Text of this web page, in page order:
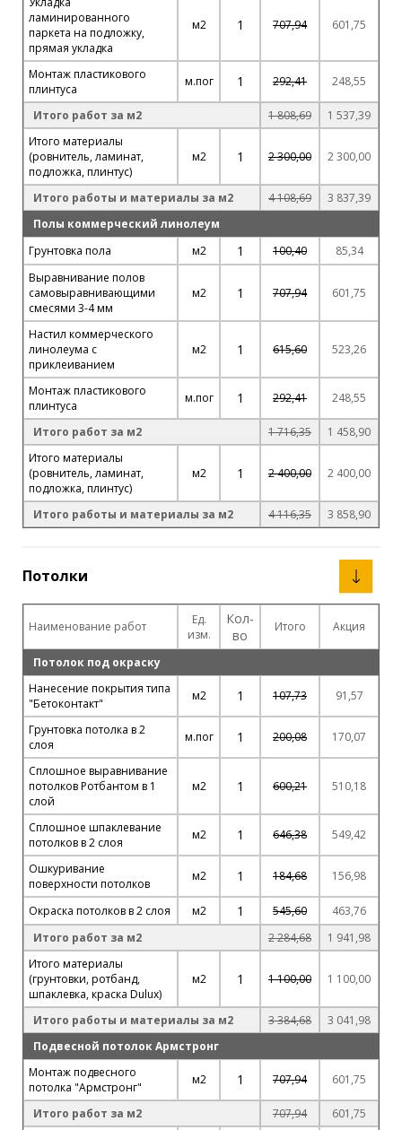
ламинированного
паркета на подложку,
прямая укладка
м2 1 707,94 601,75
Монтаж пластикового
плинтуса
м.пог 1 292,41 248,55
Итого работ за м2 1 808,69
1 537,39
Итого материалы
(ровнитель, ламинат,
подложка, плинтус)
м2 1 2 300,00 2 300,00
Итого работы и материалы за м2 4 108,69
3 837,39
Полы коммерческий линолеум
Грунтовка пола
м2 1 100,40
85,34
Выравнивание полов
самовыравнивающими
смесями 3-4 мм
м2 1 707,94 601,75
Настил коммерческого
линолеума с
приклеиванием
м2 1 615,60 523,26
Монтаж пластикового
плинтуса
м.пог 1 292,41 248,55
Итого работ за м2 1 716,35
1 458,90
Итого материалы
(ровнитель, ламинат,
подложка, плинтус)
м2 1 2 400,00 2 400,00
Итого работы и материалы за м2 4 116,35 3 858,90
Потолки
Наименование работ
Ед.
изм.
Кол-
во
Итого Акция
Потолок под окраску
Нанесение покрытия типа
"Бетоконтакт"
м2 1 107,73 91,57
Грунтовка потолка в 2
слоя
м.пог 1 200,08 170,07
Сплошное выравнивание
потолков Ротбантом в 1
слой
м2 1 600,21 510,18
Сплошное шпаклевание
потолков в 2 слоя
м2 1 646,38 549,42
Ошкуривание
поверхности потолков
м2 1 184,68 156,98
Окраска потолков в 2 слоя м2 1 545,60
463,76
Итого работ за м2
2 284,68
1 941,98
Итого материалы
(грунтовки, ротбанд,
шпаклевка, краска Dulux)
м2 1 1 100,00 1 100,00
Итого работы и материалы за м2 3 384,68
3 041,98
Подвесной потолок Армстронг
Монтаж подвесного
потолка "Армстронг"
м2 1 707,94 601,75
Итого работ за м2 707,94
601,75